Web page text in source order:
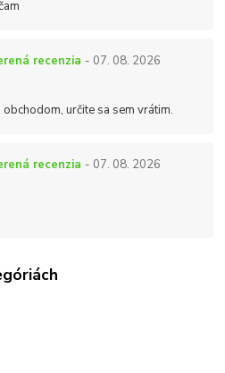
recenzia - 07. 08. 2026
určite sa sem vrátim.
recenzia - 07. 08. 2026